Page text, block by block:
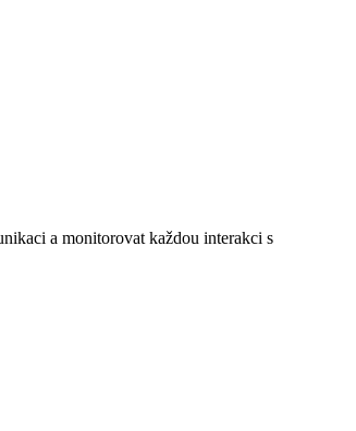
a monitorovat každou interakci s